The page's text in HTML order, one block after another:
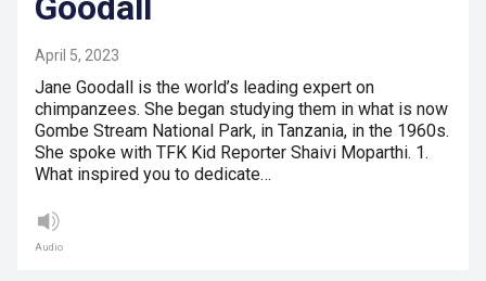
April 5, 2023
Jane Goodall is the world’s leading expert on
chimpanzees. She began studying them in what is now
Gombe Stream National Park, in Tanzania, in the 1960s.
She spoke with TFK Kid Reporter Shaivi Moparthi. 1.
What inspired you to dedicate…
Audio